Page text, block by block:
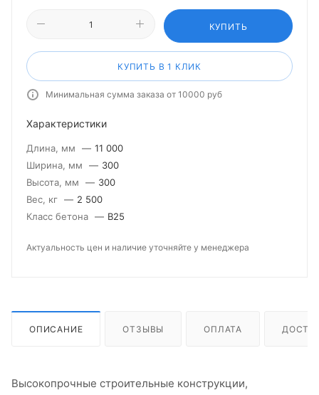
КУПИТЬ
КУПИТЬ В 1 КЛИК
Минимальная сумма заказа от 10000 руб
Характеристики
Длина, мм — 11 000
Ширина, мм
— 300
Высота, мм
— 300
Вес, кг — 2 500
Класс бетона — В25
Актуальность цен и наличие уточняйте у менеджера
ОПИСАНИЕ ОТЗЫВЫ ОПЛАТА
Высокопрочные строительные конструкции,